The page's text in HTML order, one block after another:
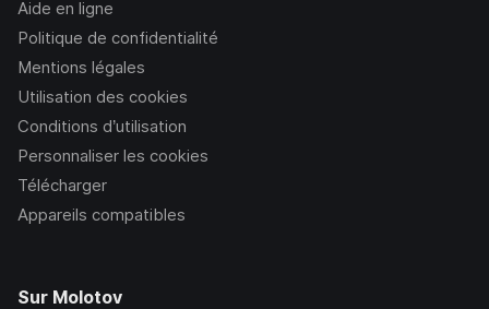
Aide en ligne
Politique de confidentialité
Mentions légales
Utilisation des cookies
Conditions d’utilisation
Personnaliser les cookies
Télécharger
Appareils compatibles
Sur Molotov